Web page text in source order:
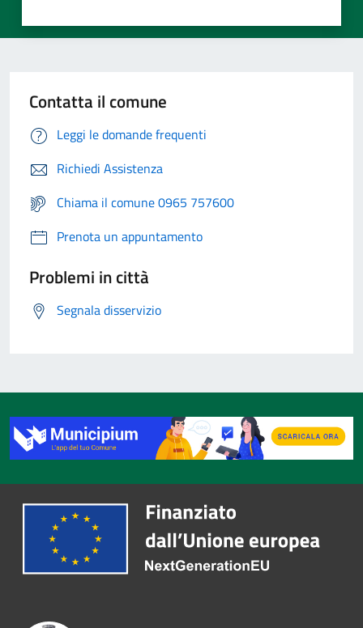
Contatta il comune
Leggi le domande frequenti
Richiedi Assistenza
Chiama il comune 0965 757600
Prenota un appuntamento
Problemi in città
Segnala disservizio